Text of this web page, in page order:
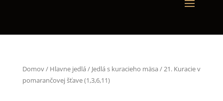
Domov/ Hlavne jedlá / Jedlá s kuracieho mäsa / 21. Kuracie v
pomarančovej šťave (1,3,6,11)